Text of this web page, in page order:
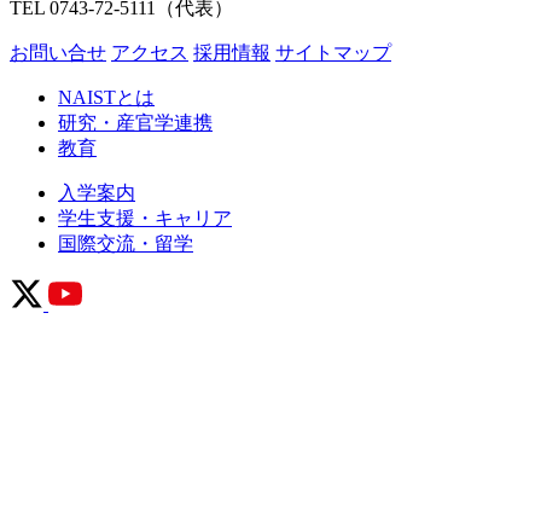
TEL 0743-72-5111（代表）
お問い合せ アクセス 採用情報 サイトマップ
NAISTとは
研究・産官学連携
教育
入学案内
学生支援・キャリア
国際交流・留学